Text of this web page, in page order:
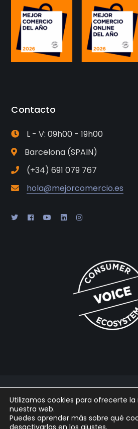
Contacto
L - V: 09h00 - 19h00
Barcelona (SPAIN)
(+34) 691 079 767
hola@mejorcomercio.es
2025 © Gabaon Conseil SL | Legal|
Powered by
Utilizamos cookies para ofrecerte
nuestra web.
Puedes aprender más sobre qué
desactivarlas en los ajustes.